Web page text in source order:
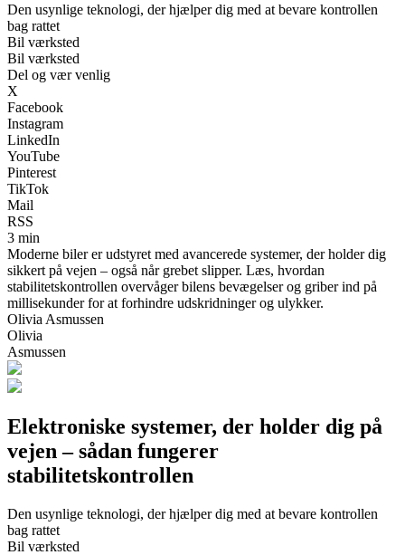
Den usynlige teknologi, der hjælper dig med at bevare kontrollen
bag rattet
Bil værksted
Bil værksted
Del og vær venlig
X
Facebook
Instagram
LinkedIn
YouTube
Pinterest
TikTok
Mail
RSS
3 min
Moderne biler er udstyret med avancerede systemer, der holder dig
sikkert på vejen – også når grebet slipper. Læs, hvordan
stabilitetskontrollen overvåger bilens bevægelser og griber ind på
millisekunder for at forhindre udskridninger og ulykker.
Olivia Asmussen
Olivia
Asmussen
Elektroniske systemer, der holder dig på
vejen – sådan fungerer
stabilitetskontrollen
Den usynlige teknologi, der hjælper dig med at bevare kontrollen
bag rattet
Bil værksted